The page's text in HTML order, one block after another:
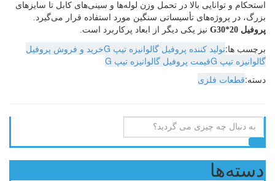
استحکام و توانایی بالا در تحمل وزن لوله‌ها و سینی‌های کابل تا سایزهای
بزرگ، در پروژه‌های تأسیساتی سنگین مورد استفاده قرار می‌گیرد.
پروفیل G30*20
نیز یکی دیگر از ابعاد پرکاربرد است.
برچسب ها:تولید کننده پروفیل گالوانیزه تیپ G
خرید و فروش پروفیل
گالوانیزه تیپ G
قیمت پروفیل گالوانیزه تیپ G
دسته:قطعات فلزی
دسته‌ها